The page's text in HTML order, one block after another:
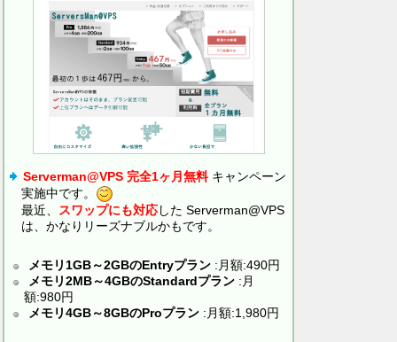
Serverman@VPS 完全1ヶ月無料キャンペーン
実施中です。
最近、 スワップにも対応した Serverman@VPS
は、かなりリーズナブルかもです。
メモリ1GB～2GBのEntryプラン :月額:490円
メモリ2MB～4GBのStandardプラン :月
額:980円
メモリ4GB～8GBのProプラン :月額:1,980円